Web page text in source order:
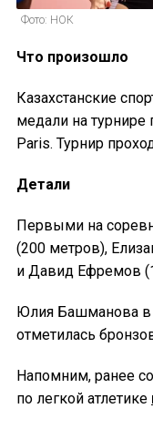
Фото: НОК
Что произошло
Казахстанские
медали на турнире
Paris. Турнир
Детали
Первыми на
(200 метров),
и Давид Ефремов
Юлия Башманова в
отметилась
Напомним, ранее
по легкой атлетике